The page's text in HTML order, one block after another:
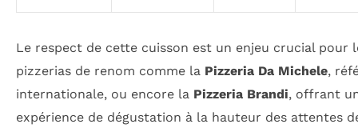
Le respect de cette cuisson est un enjeu crucial pour
pizzerias de renom comme la Pizzeria Da Michele,
internationale, ou encore la Pizzeria Brandi, offrant
expérience de dégustation à la hauteur des attentes